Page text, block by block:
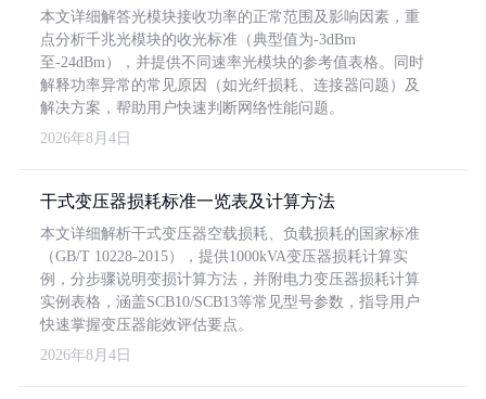
本文详细解答光模块接收功率的正常范围及影响因素，重
点分析千兆光模块的收光标准（典型值为-3dBm
至-24dBm），并提供不同速率光模块的参考值表格。同时
解释功率异常的常见原因（如光纤损耗、连接器问题）及
解决方案，帮助用户快速判断网络性能问题。
2026年8月4日
干式变压器损耗标准一览表及计算方法
本文详细解析干式变压器空载损耗、负载损耗的国家标准
（GB/T 10228-2015），提供1000kVA变压器损耗计算实
例，分步骤说明变损计算方法，并附电力变压器损耗计算
实例表格，涵盖SCB10/SCB13等常见型号参数，指导用户
快速掌握变压器能效评估要点。
2026年8月4日